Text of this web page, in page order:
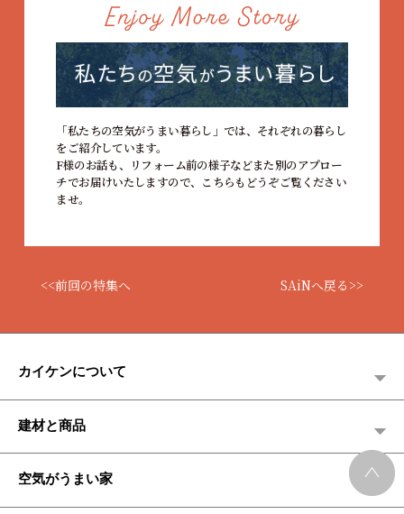
「私たちの空気がうまい暮らし」では、それぞれの暮らし
をご紹介しています。
F様のお話も、リフォーム前の様子などまた別のアプロー
チでお届けいたしますので、こちらもどうぞご覧ください
ませ。
<<前回の特集へ SAiNへ戻る>>
カイケンについて
建材と商品
空気がうまい家